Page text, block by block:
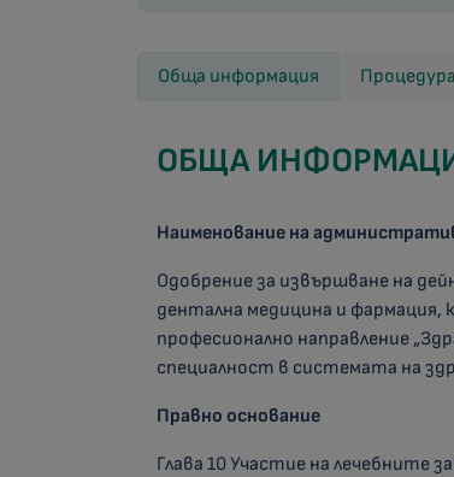
Обща информация Процедура
ОБЩА
Наименование на
Одобрение за извършване на
дентална медицина и фармация,
професионално направление
специалност в системата на
Правно основание
Глава 10 Участие на лечебните